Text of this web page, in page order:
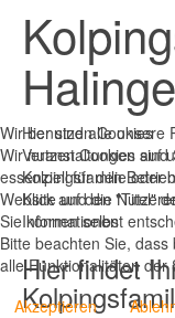
Hier sind alle unsere
Veranstaltungen
Kolpingsfamilie oder
Klick auf den "Titel"
Informationen
Hier findet
Wir benutzen Cookies
Wir nutzen Cookies auf
essenziell für den
Website und die
Sie können selbst
Bitte beachten Sie,
alle Funktionalitäten der
Akzeptieren